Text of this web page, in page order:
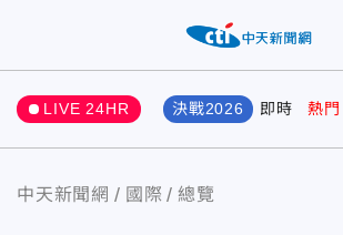
LIVE 24HR 決戰2026 即時 熱門
中天新聞網 國際 總覽